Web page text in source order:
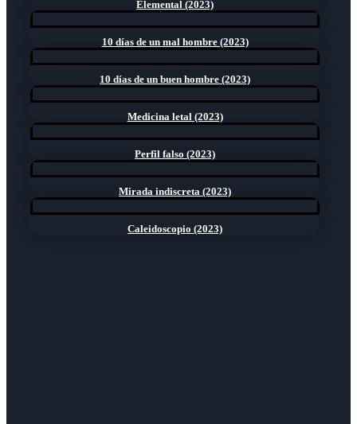
Elemental (2023)
10 días de un mal hombre (2023)
10 días de un buen hombre (2023)
Medicina letal (2023)
Perfil falso (2023)
Mirada indiscreta (2023)
Caleidoscopio (2023)